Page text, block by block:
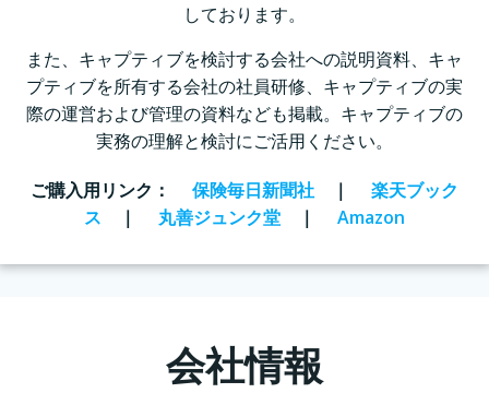
しております。
また、キャプティブを検討する会社への説明資料、キャ
プティブを所有する会社の社員研修、キャプティブの実
際の運営および管理の資料なども掲載。キャプティブの
実務の理解と検討にご活用ください。
ご購入用リンク ： 保険毎日新聞社 ｜
楽天ブック
ス ｜ 丸善ジュンク堂 ｜ Amazon
会社情報